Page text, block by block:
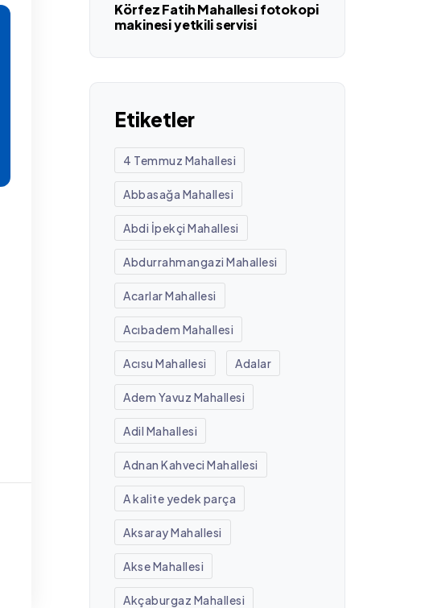
Körfez Fatih Mahallesi fotokopi
makinesi yetkili servisi
Etiketler
4 Temmuz Mahallesi
Abbasağa Mahallesi
Abdi İpekçi Mahallesi
Abdurrahmangazi Mahallesi
Acarlar Mahallesi
Acıbadem Mahallesi
Acısu Mahallesi Adalar
Adem Yavuz Mahallesi
Adil Mahallesi
Adnan Kahveci Mahallesi
A kalite yedek parça
Aksaray Mahallesi
Akse Mahallesi
Akçaburgaz Mahallesi